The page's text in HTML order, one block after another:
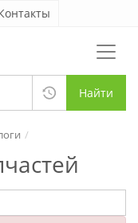
Найти